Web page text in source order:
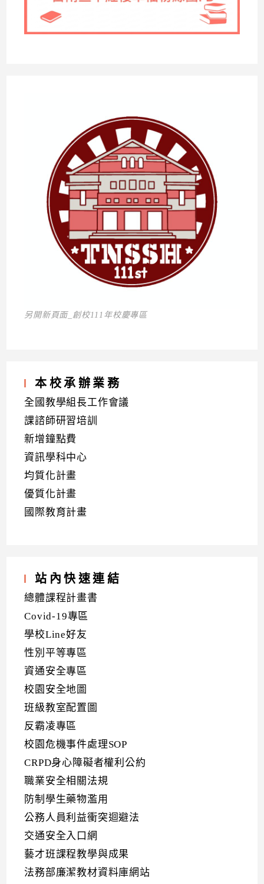
另開新頁面_創校111年校慶專區
本校承辦業務
全國教學組長工作會議
課諮師研習培訓
新增鐘點費
資訊學科中心
均質化計畫
優質化計畫
國際教育計畫
站內快速連結
總體課程計畫書
Covid-19專區
學校Line好友
性別平等專區
資通安全專區
校園安全地圖
班級教室配置圖
反霸凌專區
校園危機事件處理SOP
CRPD身心障礙者權利公約
職業安全相關法規
防制學生藥物濫用
公務人員利益衝突迴避法
交通安全入口網
藝才班課程教學與成果
法務部廉潔教材資料庫網站